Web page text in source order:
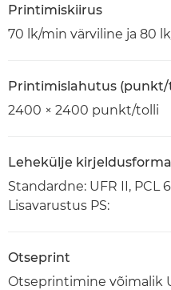
Printimiskiirus
70 lk/min värviline ja 80
Printimislahutus (punkt/
2400 × 2400 punkt/tolli
Lehekülje
Standardne: UFR II, PCL
Lisavarustus PS:
Otseprint
Otseprintimine võimalik